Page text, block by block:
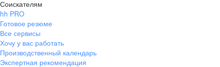
Соискателям
hh PRO
Готовое резюме
Все сервисы
Хочу у вас работать
Производственный календарь
Экспертная рекомендация